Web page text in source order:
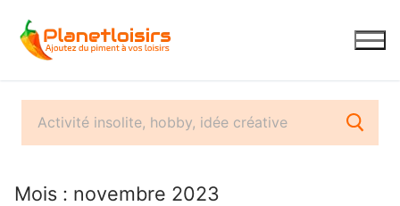
contenu
Mois : novembre 2023